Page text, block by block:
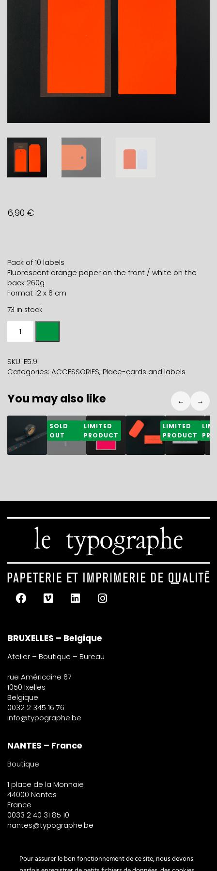
6,90 €
Pack of 10 labels
Fluorescent orange paper on the front / white on the
back 260g
Format 12 x 6 cm
73 in stock
FLUO
WHITE
PACK
10
SKU: E5.9
Categories: ACCESSORIES, Place-cards and labels
You may also like
3,50€ 3,80
SOLD
OUT
4,60
LIMITED
PRODUCT
11,80 10,00
LIMITED
PRODUCT
← →
BRUXELLES – Belgique
Atelier – Boutique – Bureau
rue Américaine 67
1050 Ixelles
Belgique
0032 2 345 16 76
info@typographe.be
NANTES – France
Boutique
1 place de la Monnaie
44000 Nantes
France
0033 2 40 31 85 10
nantes@typographe.be
PARIS – France
Pour assurer le bon fonctionnement de ce site, nous devons